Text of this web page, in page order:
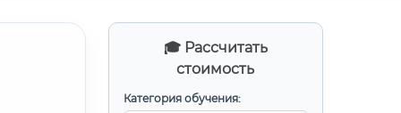
🎓 Рассчитать
стоимость
Категория обучения: